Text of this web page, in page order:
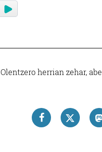
Olentzero herrian zehar,